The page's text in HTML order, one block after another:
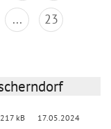
... 23
kB 17.05.2024